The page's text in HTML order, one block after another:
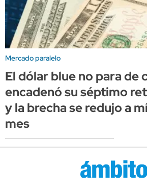
Mercado paralelo
El dólar blue no para de
encadenó su séptimo
y la brecha se redujo a
mes